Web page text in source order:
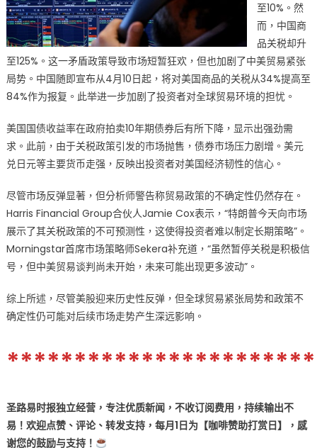
至10%。然
而，中国商
品关税却升
至125%。这一矛盾政策导致市场短暂狂欢，但也加剧了中美贸易紧张
局势。中国随即宣布从4月10日起，将对美国商品的关税从34%提高至
84%作为报复。此举进一步加剧了投资者对全球贸易环境的担忧。
美国国债收益率在政府拍卖10年期债券后有所下降，显示出强劲需
求。此前，由于关税政策引发的市场抛售，债券市场压力剧增。美元
兑日元等主要货币走强，反映出投资者对美国经济韧性的信心。
尽管市场反弹显著，但分析师警告称贸易政策的不确定性仍然存在。
Harris Financial Group合伙人Jamie Cox表示，“特朗普今天向市场
展示了其关税政策的不可预测性，这使得投资者难以制定长期策略”。
Morningstar首席市场策略师Sekera补充道，“虽然暂停关税是积极信
号，但中美贸易谈判尚未开始，未来可能出现更多波动”。
综上所述，尽管美股迎来历史性反弹，但全球贸易紧张局势和政策不
确定性仍可能对后续市场走势产生深远影响。
圣路易时报独立经营，专注优质新闻，不收订阅费用，持续输出不
易！欢迎点赞、评论、转发支持，每月1日为【咖啡赞助打赏日】，感
谢您的鼓励与支持！